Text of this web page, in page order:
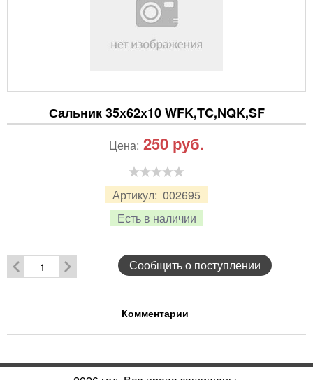
Сальник 35х62х10 WFK,TC,NQK,SF
Артикул: 002695
Есть в наличии
Цена: 250 руб.
Сообщить о поступлении
Комментарии